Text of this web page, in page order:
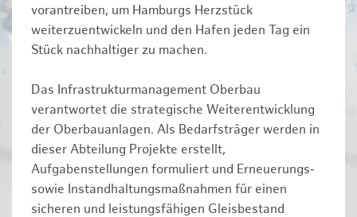
vorantreiben, um Hamburgs Herzstück
weiterzuentwickeln und den Hafen jeden Tag ein
Stück nachhaltiger zu machen.
Das Infrastrukturmanagement Oberbau
verantwortet die strategische Weiterentwicklung
der Oberbauanlagen. Als Bedarfsträger werden in
dieser Abteilung Projekte erstellt,
Aufgabenstellungen formuliert und Erneuerungs‑
sowie Instandhaltungsmaßnahmen für einen
sicheren und leistungsfähigen Gleisbestand